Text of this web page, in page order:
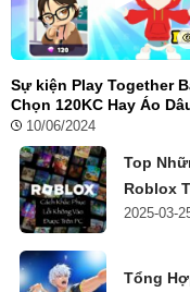
Sự kiện Play Together
Chọn 120KC Hay Áo
Hoodie Miễn Phí
10/06/2024
Top
Roblox
2025-03-
Tổng